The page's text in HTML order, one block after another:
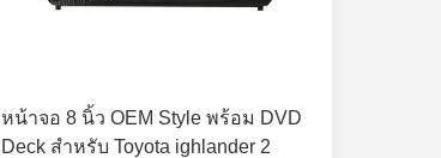
หน้าจอ 8 นิ้ว OEM Style พร้อม DVD
Deck สําหรับ Toyota ighlander 2